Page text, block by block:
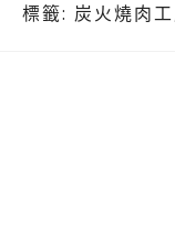
標籤: 炭火燒肉